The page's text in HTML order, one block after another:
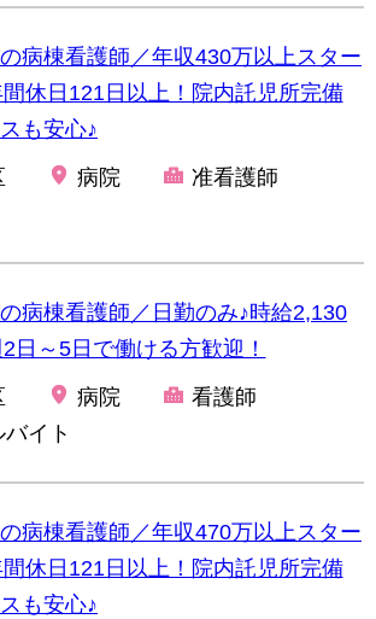
病棟看護師／年収430万以上スター
休日121日以上！院内託児所完備
も安心♪
病院
准看護師
病棟看護師／日勤のみ♪時給2,130
日～5日で働ける方歓迎！
病院
看護師
イト
病棟看護師／年収470万以上スター
休日121日以上！院内託児所完備
も安心♪